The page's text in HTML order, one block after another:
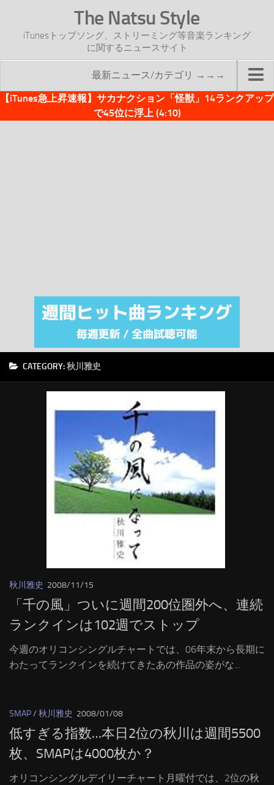
The Natsu Style
iTunesトップソング、ストリーミング等音楽ランキング
に関するニュースサイト
最新ニュース/カテゴリ →→→
TOP
注目カテゴリ
オリジナルiTunes週間トップソング
【iTunes急上昇速報】サカナクション「怪獣」14ランクアップ
で45位に浮上 (4:10)
CATEGORY:秋川雅史
秋川雅史 2008/11/15
「千の風」ついに週間200位圏外へ、連続
ランクインは102週でストップ
今週のオリコンシングルチャートでは、06年末から長期に
わたってランクインを続けてきたあの作品の姿がな...
SMAP/ 秋川雅史 2008/01/08
低すぎる指数…本日2位の秋川は週間5500
枚、SMAPは4000枚か？
オリコンシングルデイリーチャート月曜付では、2位の秋